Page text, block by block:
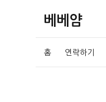
베베얌
홈 연락하기